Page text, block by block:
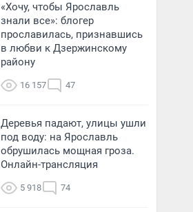
«Хочу, чтобы Ярославль
знали все»: блогер
прославилась, признавшись
в любви к Дзержинскому
району
16 157 47
Деревья падают, улицы ушли
под воду: на Ярославль
обрушилась мощная гроза.
Онлайн-трансляция
5 918 74